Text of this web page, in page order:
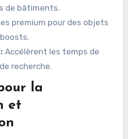
de bâtiments.
premium pour des objets
Accélèrent les temps de
recherche.
la
et